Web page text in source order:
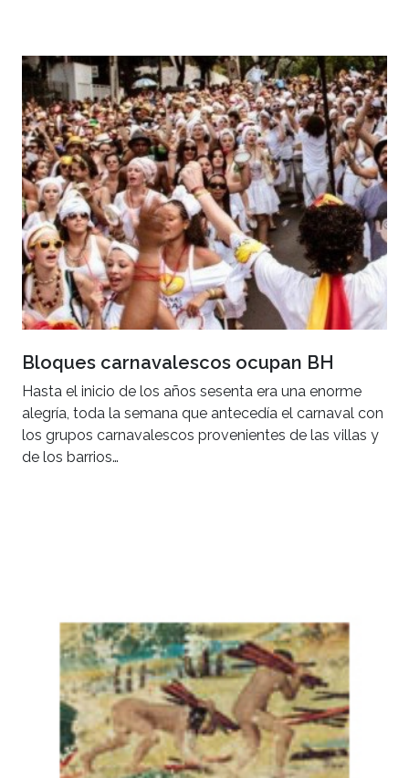
Bloques carnavalescos ocupan BH
Hasta el inicio de los años sesenta era una enorme
alegría, toda la semana que antecedía el carnaval con
los grupos carnavalescos provenientes de las villas y
de los barrios…